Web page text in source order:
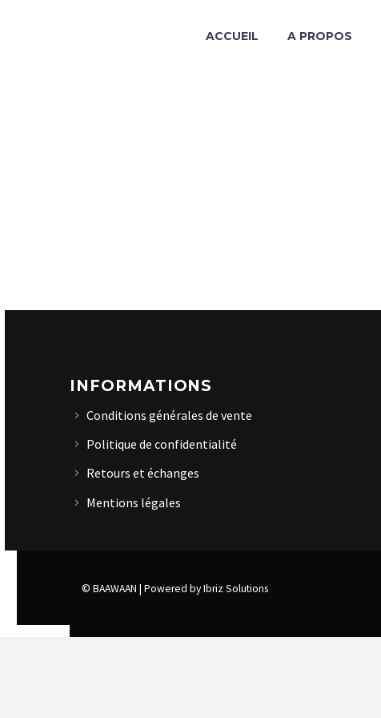
ACCUEIL A PROPOS
INFORMATIONS
Conditions générales de vente
Politique de confidentialité
Retours et échanges
Mentions légales
© BAAWAAN | Powered by Ibriz Solutions